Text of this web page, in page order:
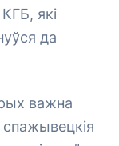
які
да
важна